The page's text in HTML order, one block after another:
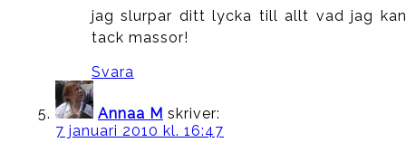
jag slurpar ditt lycka till allt vad jag
tack massor!
Svara
Annaa M skriver:
7 januari 2010 kl. 16:47